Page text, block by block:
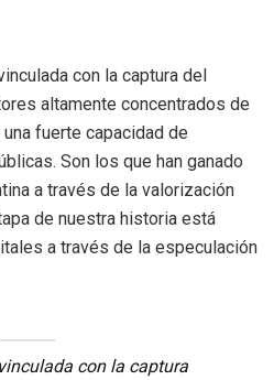
con la captura del
altamente concentrados de
fuerte capacidad de
Son los que han ganado
a través de la valorización
de nuestra historia está
a través de la especulación
con la captura